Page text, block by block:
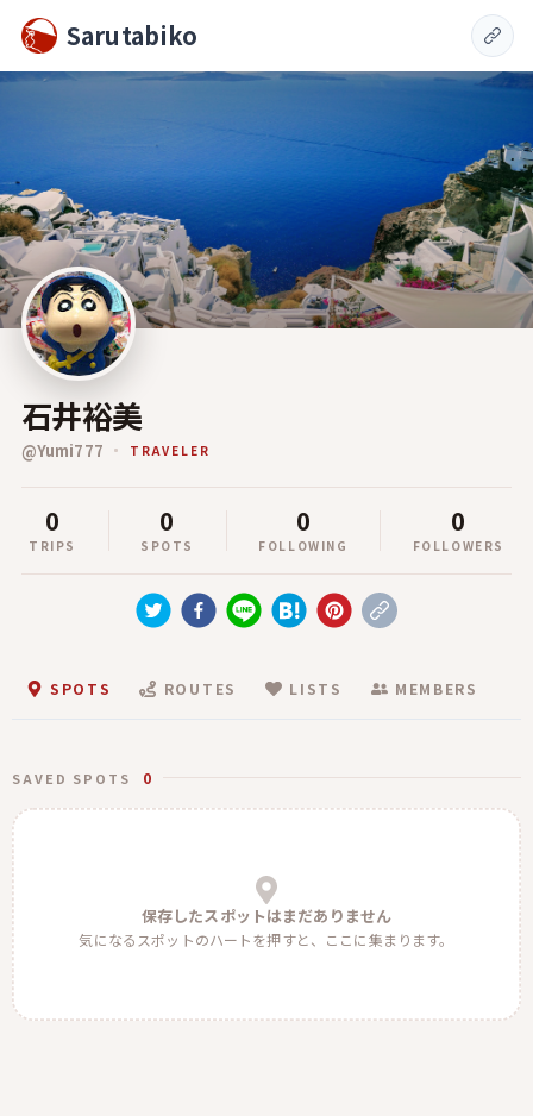
Sarutabiko
石井裕美
@Yumi777 TRAVELER
0
TRIPS
0
SPOTS
0
FOLLOWING
0
FOLLOWERS
SPOTS ROUTES LISTS MEMBERS
SAVED SPOTS 0
保存したスポットはまだありません
気になるスポットのハートを押すと、ここに集まります。